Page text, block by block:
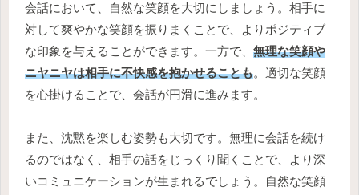
会話において、自然な笑顔を大切にしましょう。相手に
対して爽やかな笑顔を振りまくことで、よりポジティブ
な印象を与えることができます。一方で、 無理な笑顔や
ニヤニヤは相手に不快感を抱かせることも。適切な笑顔
を心掛けることで、会話が円滑に進みます。
また、沈黙を楽しむ姿勢も大切です。無理に会話を続け
るのではなく、相手の話をじっくり聞くことで、より深
いコミュニケーションが生まれるでしょう。自然な笑顔